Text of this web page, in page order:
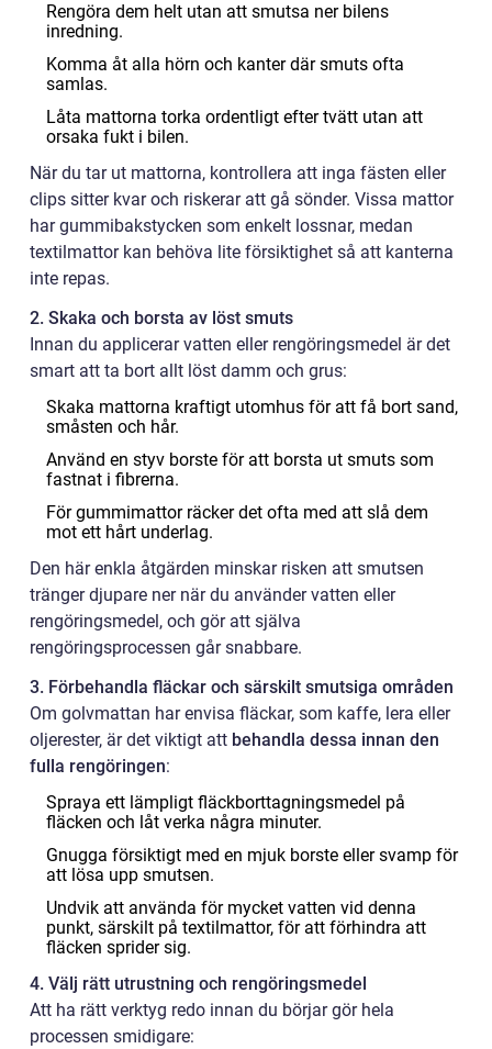
Rengöra dem helt utan att smutsa ner bilens
inredning.
Komma åt alla hörn och kanter där smuts ofta
samlas.
Låta mattorna torka ordentligt efter tvätt utan att
orsaka fukt i bilen.
När du tar ut mattorna, kontrollera att inga fästen eller
clips sitter kvar och riskerar att gå sönder. Vissa mattor
har gummibakstycken som enkelt lossnar, medan
textilmattor kan behöva lite försiktighet så att kanterna
inte repas.
2. Skaka och borsta av löst smuts
Innan du applicerar vatten eller rengöringsmedel är det
smart att ta bort allt löst damm och grus:
Skaka mattorna kraftigt utomhus för att få bort sand,
småsten och hår.
Använd en styv borste för att borsta ut smuts som
fastnat i fibrerna.
För gummimattor räcker det ofta med att slå dem
mot ett hårt underlag.
Den här enkla åtgärden minskar risken att smutsen
tränger djupare ner när du använder vatten eller
rengöringsmedel, och gör att själva
rengöringsprocessen går snabbare.
3. Förbehandla fläckar och särskilt smutsiga områden
Om golvmattan har envisa fläckar, som kaffe, lera eller
oljerester, är det viktigt att behandla dessa innan den
fulla rengöringen:
Spraya ett lämpligt fläckborttagningsmedel på
fläcken och låt verka några minuter.
Gnugga försiktigt med en mjuk borste eller svamp för
att lösa upp smutsen.
Undvik att använda för mycket vatten vid denna
punkt, särskilt på textilmattor, för att förhindra att
fläcken sprider sig.
4. Välj rätt utrustning och rengöringsmedel
Att ha rätt verktyg redo innan du börjar gör hela
processen smidigare: